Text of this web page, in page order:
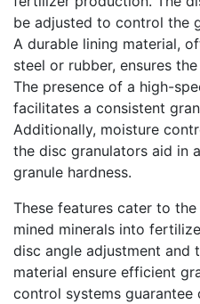
be adjusted to control the
A durable lining material,
steel or rubber, ensures
The presence of a high-
facilitates a consistent
Additionally, moisture
the disc granulators aid in
granule hardness.
These features cater to
mined minerals into
disc angle adjustment and
material ensure efficient
control systems guarantee